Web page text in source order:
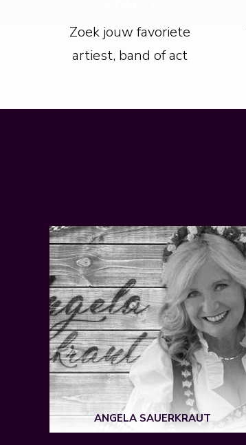
Zoek jouw favoriete
artiest, band of act
ANGELA SAUERKRAUT